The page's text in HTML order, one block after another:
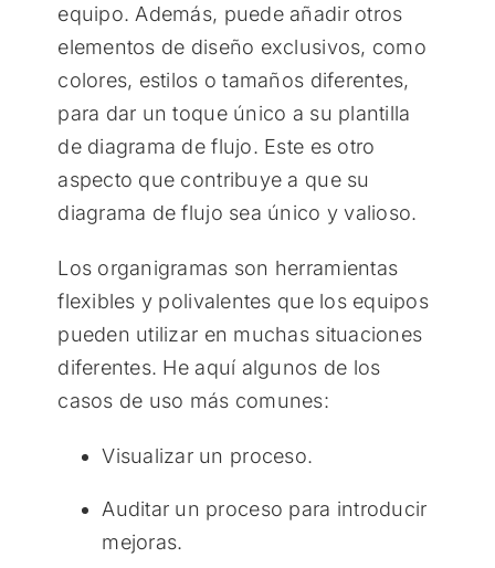
equipo. Además, puede añadir otros
elementos de diseño exclusivos, como
colores, estilos o tamaños diferentes,
para dar un toque único a su plantilla
de diagrama de flujo. Este es otro
aspecto que contribuye a que su
diagrama de flujo sea único y valioso.
Los organigramas son herramientas
flexibles y polivalentes que los equipos
pueden utilizar en muchas situaciones
diferentes. He aquí algunos de los
casos de uso más comunes:
Visualizar un proceso.
Auditar un proceso para introducir
mejoras.